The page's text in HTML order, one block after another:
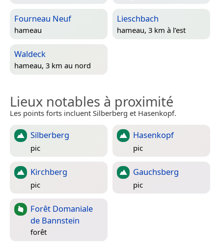
Fourneau Neuf
hameau
Lieschbach
hameau, 3 km à l’est
Waldeck
hameau, 3 km au nord
Lieux notables à proximité
Les points forts incluent Silberberg et Hasenkopf.
Silberberg
pic
Hasenkopf
pic
Kirchberg
pic
Gauchsberg
pic
Forêt Domaniale
de Bannstein
forêt